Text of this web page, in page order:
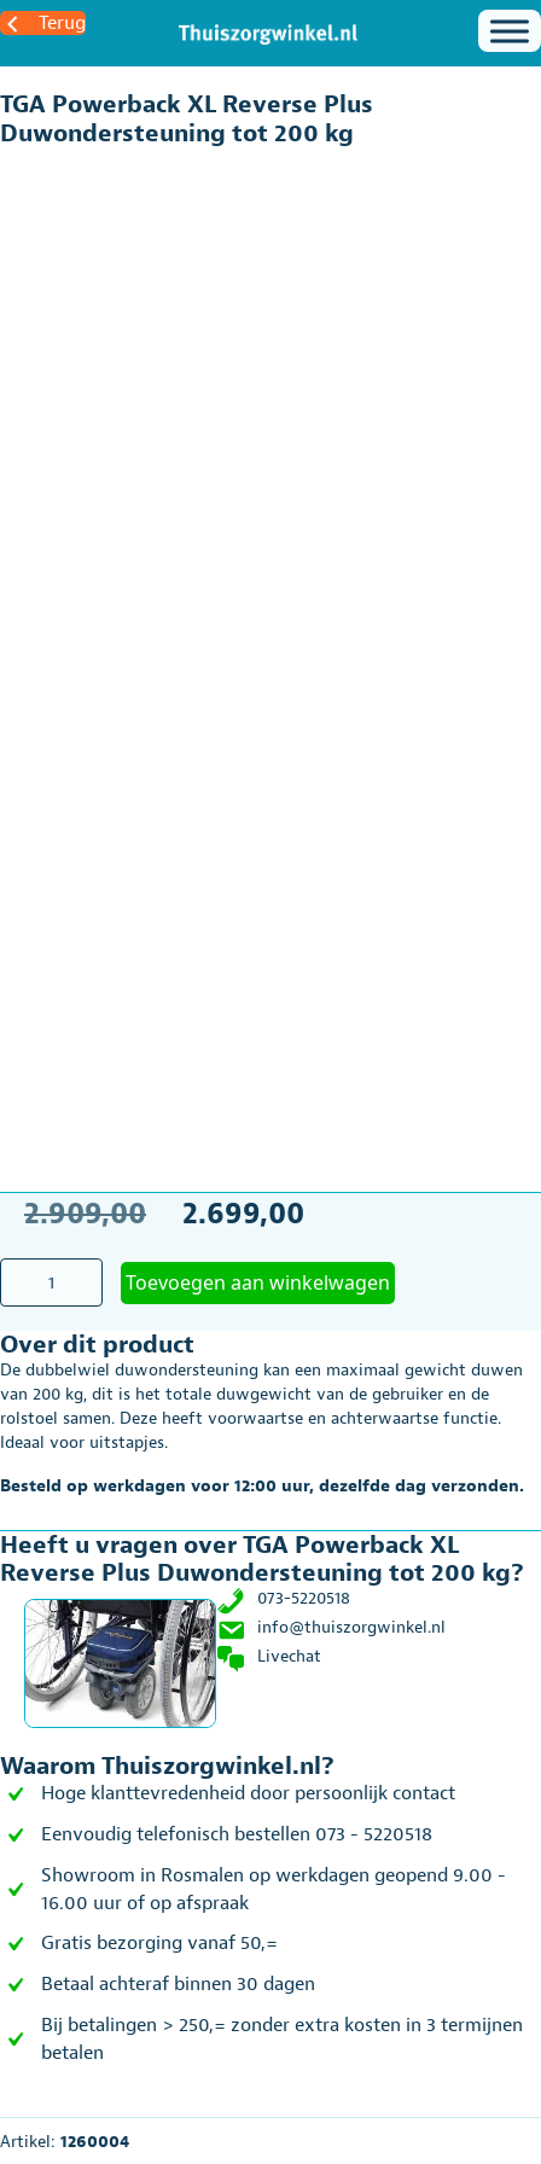
Terug
TGA Powerback XL Reverse Plus
Duwondersteuning tot 200 kg
2.909,00
Oorspronkelijke
prijs
was:
€2.909,00.
2.699,00
prijs
is:
TGA
Powerback
Reverse
Plus
Duwondersteuning
tot
200
aantal
Toevoegen aan winkelwagen
Over dit product
De dubbelwiel duwondersteuning kan een maximaal gewicht duwen
van 200 kg, dit is het totale duwgewicht van de gebruiker en de
rolstoel samen. Deze heeft voorwaartse en achterwaartse functie.
Ideaal voor uitstapjes.
Besteld op werkdagen voor 12:00 uur, dezelfde dag verzonden.
Heeft u vragen over TGA Powerback XL
Reverse Plus Duwondersteuning tot 200 kg?
073-5220518
info@thuiszorgwinkel.nl
Livechat
Waarom Thuiszorgwinkel.nl?
Hoge klanttevredenheid door persoonlijk contact
Eenvoudig telefonisch bestellen 073 - 5220518
Showroom in Rosmalen op werkdagen geopend 9.00 -
16.00 uur of op afspraak
Gratis bezorging vanaf 50,=
Betaal achteraf binnen 30 dagen
Bij betalingen > 250,= zonder extra kosten in 3 termijnen
betalen
Artikel: 1260004